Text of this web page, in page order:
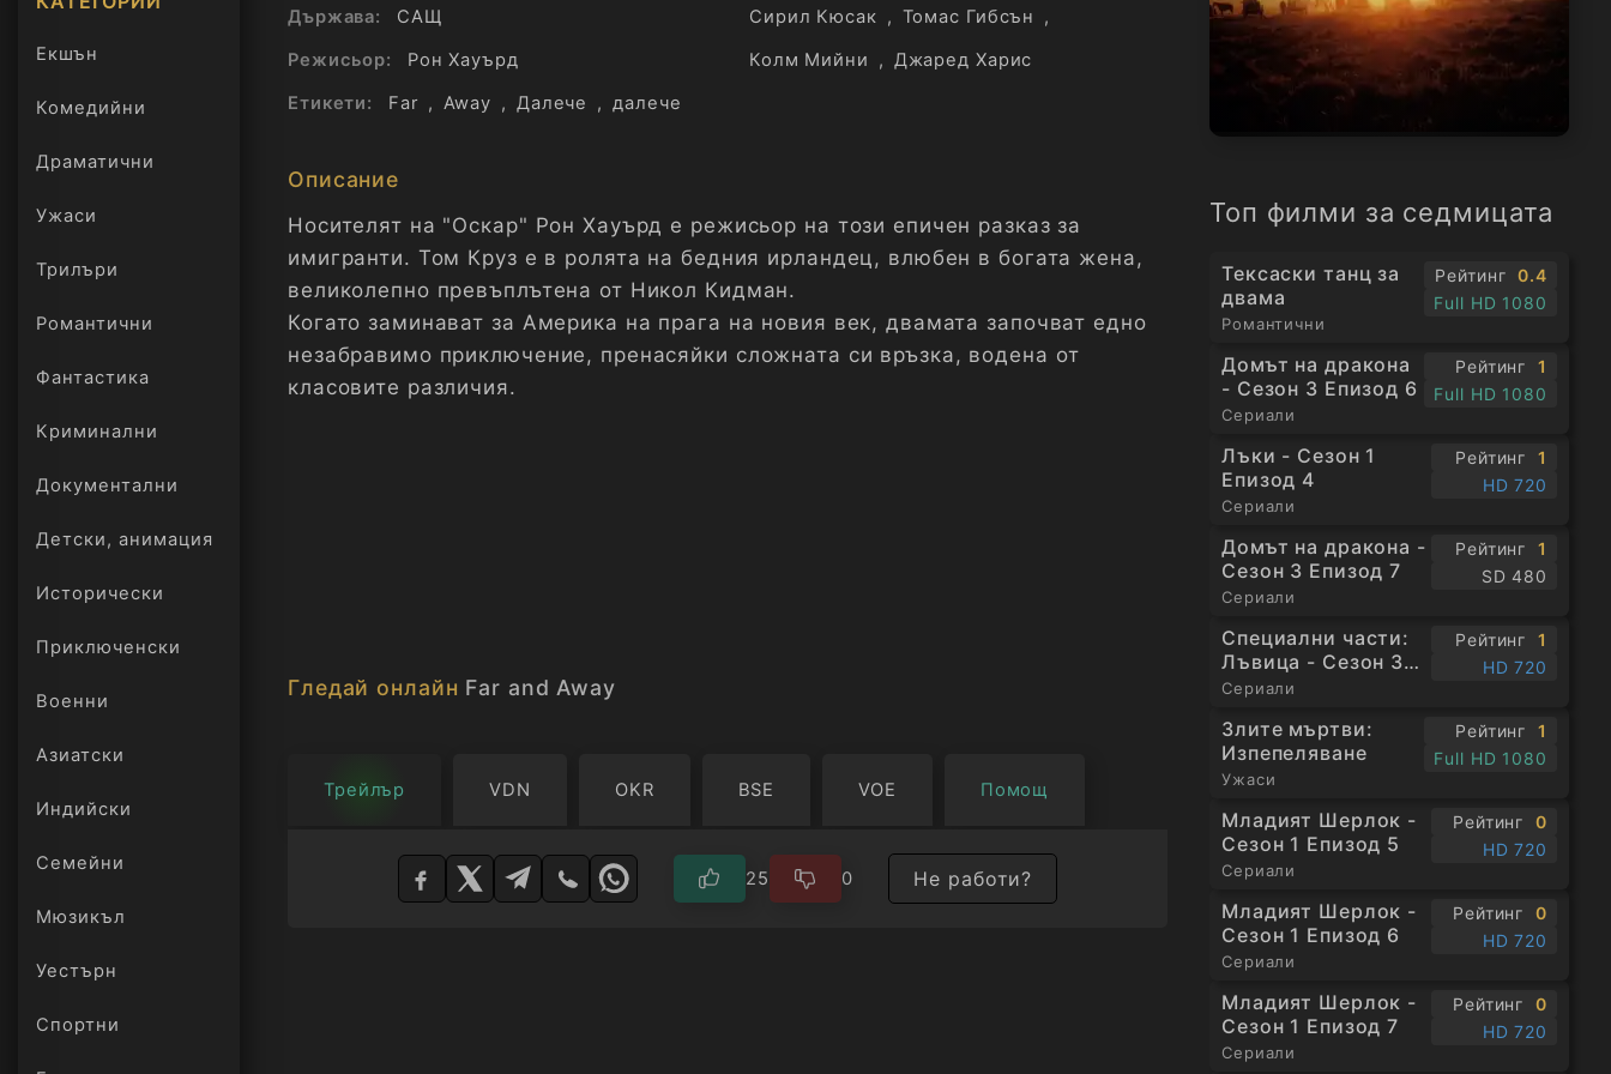
Екшън
Комедийни
Драматични
Ужаси
Трилъри
онлайн
Романтични
Фантастика
Криминални
Документални
Детски, анимация
Исторически
Приключенски
Военни
Азиатски
Индийски
Семейни
Мюзикъл
Уестърн
Спортни
Топ филми за седмицата
Тексаски танц за
двама
Романтични
Рейтинг
0.4
Full HD 1080
Домът на дракона
- Сезон 3 Епизод 6
Сериали
Рейтинг
1
Full HD 1080
Лъки - Сезон 1
Епизод 4
Сериали
Рейтинг
1
HD 720
Домът на дракона -
Сезон 3 Епизод 7
Сериали
Рейтинг
1
SD 480
Специални части:
Лъвица - Сезон 3
Епизод 1
Сериали
Рейтинг
1
HD 720
Злите мъртви:
Изпепеляване
Ужаси
Рейтинг
1
Full HD 1080
Младият Шерлок -
Сезон 1 Епизод 5
Сериали
Рейтинг
0
HD 720
Младият Шерлок -
Сезон 1 Епизод 6
Сериали
Рейтинг
0
HD 720
Младият Шерлок -
Сезон 1 Епизод 7
Сериали
Рейтинг
0
HD 720
Държава:
САЩ
Режисьор:
Рон Хауърд
Етикети:
Far , Away , Далече , далече
Сирил Кюсак , Томас Гибсън
,
Колм Мийни
, Джаред Харис
Описание
Носителят на "Оскар" Рон Хауърд е режисьор на този епичен разказ за
имигранти. Том Круз е в ролята на бедния ирландец, влюбен в богата жена,
великолепно превъплътена от Никол Кидман.
Когато заминават за Америка на прага на новия век, двамата започват едно
незабравимо приключение, пренасяйки сложната си връзка, водена от
класовите различия.
Гледай онлайн Far and Away
Трейлър VDN OKR BSE VOE Помощ
25 0 Не работи?